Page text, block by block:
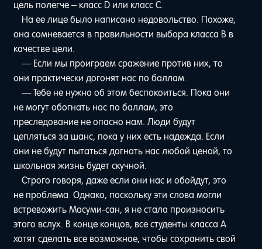
цель полегче – класс D или класс C.
На ее лице было написано недовольство. Похоже,
она сомневается в правильности выбора класса B в
качестве цели.
— Если мы проиграем сражение против них, то
они практически догонят нас по баллам.
— Тебе не нужно об этом беспокоиться. Пока они
не могут обогнать нас по баллам, это
преследование не опасно нам. Люди будут
цепляться за шанс, пока у них есть надежда. Если
они не будут пытаться догнать нас любой ценой, то
школьная жизнь будет скучной.
Строго говоря, даже если они нас и обойдут, это
не проблема. Однако, поскольку эти слова могли
встревожить Масуми-сан, я не стала произносить
этого вслух. В конце концов, все студенты класса A
хотят сделать все возможное, чтобы сохранить свой